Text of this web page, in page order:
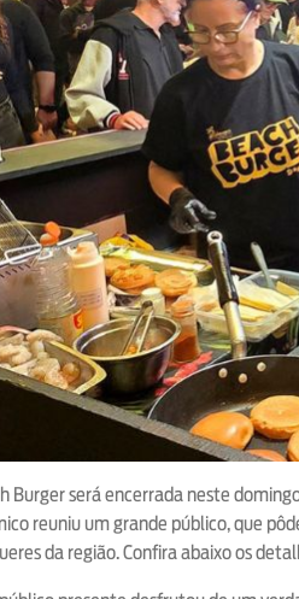
Burger será encerrada neste
reuniu um grande público, que
da região. Confira abaixo os